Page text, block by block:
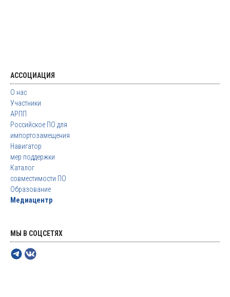
АССОЦИАЦИЯ
О нас
Участники
АРПП
Российское ПО для
импортозамещения
Навигатор
мер поддержки
Каталог
совместимости ПО
Образование
Медиацентр
МЫ В СОЦСЕТЯХ